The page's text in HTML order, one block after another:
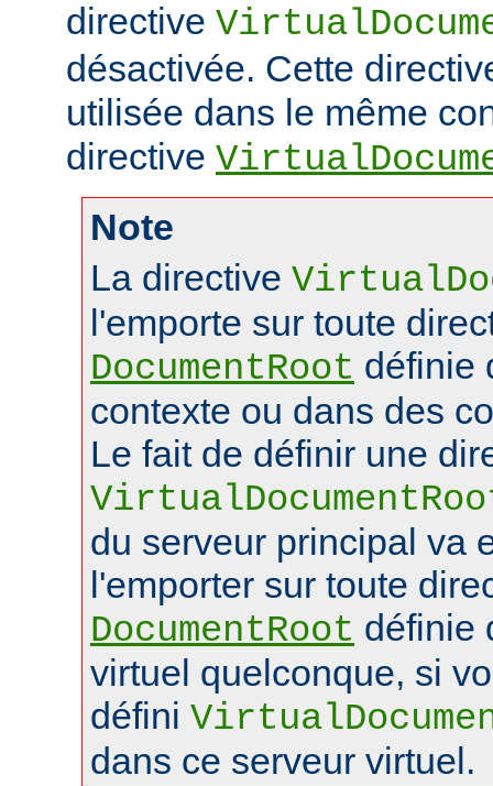
directive
désactivée. Cette
utilisée dans le même
directive
Note
La directive
l'emporte sur toute
DocumentRoot définie
contexte ou dans des
Le fait de définir une
du serveur principal va
l'emporter sur toute
DocumentRoot définie
virtuel quelconque, si
défini
dans ce serveur virtuel.